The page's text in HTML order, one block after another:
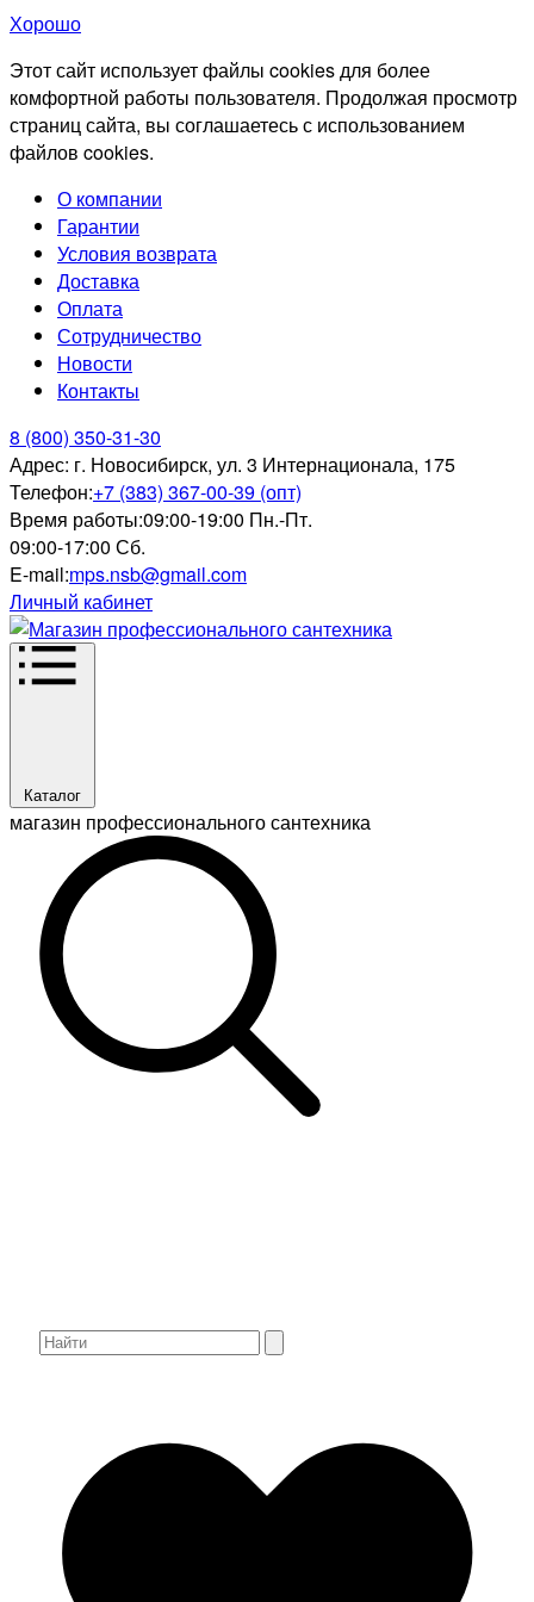
Хорошо
Этот сайт использует файлы cookies для более
комфортной работы пользователя. Продолжая просмотр
страниц сайта, вы соглашаетесь с использованием
файлов cookies.
О компании
Гарантии
Условия возврата
Доставка
Оплата
Сотрудничество
Новости
Контакты
8 (800) 350-31-30
Адрес: г. Новосибирск, ул. 3 Интернационала, 175
Телефон:+7 (383) 367-00-39 (опт)
Время работы:09:00-19:00 Пн.-Пт.
09:00-17:00 Сб.
E-mail:mps.nsb@gmail.com
Личный кабинет
Каталог
магазин профессионального сантехника